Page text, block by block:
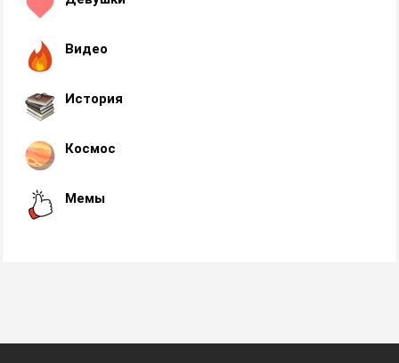
Видео
История
Космос
Мемы